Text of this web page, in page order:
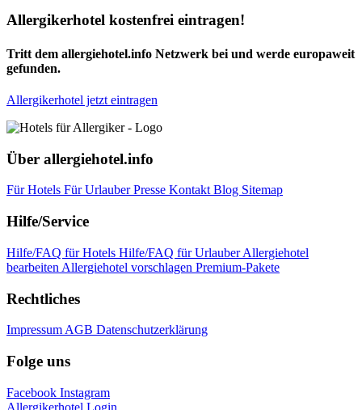
Allergikerhotel kostenfrei eintragen!
Tritt dem allergiehotel.info Netzwerk bei und werde europaweit
gefunden.
Allergikerhotel jetzt eintragen
Über allergiehotel.info
Für Hotels Für UrlauberPresse KontaktBlog Sitemap
Hilfe/Service
Hilfe/FAQ für Hotels Hilfe/FAQ für UrlauberAllergiehotel
bearbeiten Allergiehotel vorschlagen Premium-Pakete
Rechtliches
Impressum AGB Datenschutzerklärung
Folge uns
Facebook Instagram
Allergikerhotel Login